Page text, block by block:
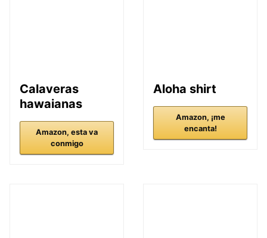
Calaveras
hawaianas
Amazon, esta va
conmigo
Aloha shirt
Amazon, ¡me
encanta!